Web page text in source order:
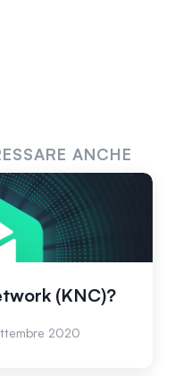
ANCHE
(KNC)?
2020